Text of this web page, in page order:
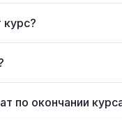
по окончании